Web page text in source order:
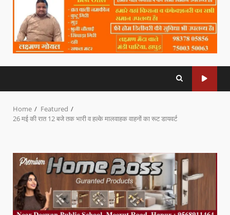
Home
Featured
26 मई की रात 12 बजे तक भारी व हल्के मालवाहक वाहनों का रूट डायवर्ट